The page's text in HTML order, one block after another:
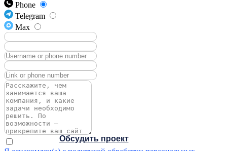
A25 — сертифицированный эксперт
по Carrot Quest
Обсудить проект
Phone
Telegram
Max